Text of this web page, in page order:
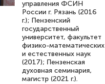
управления ФСИН
России г. Рязань (2016
г.); Пензенский
государственный
университет, факультет
физико-математических
и естественных наук
(2017); Пензенская
духовная семинария,
магистр (2021 г.).